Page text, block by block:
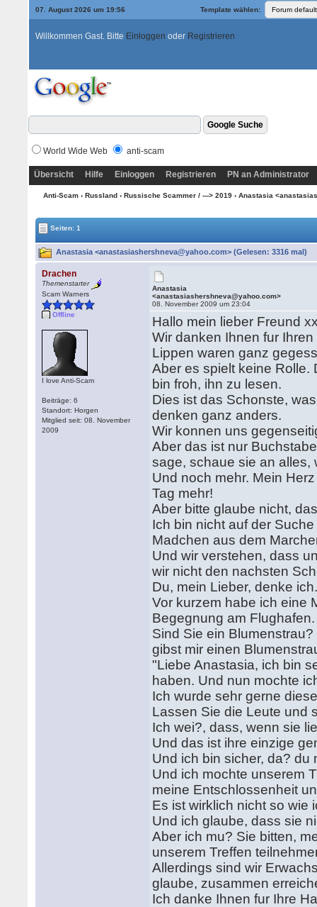
07. August 2026 um 19:56 Template wählen:
Willkommen Gast. Bitte Einloggen oder Registrieren
World Wide Web anti-scam
Übersicht Hilfe Einloggen Registrieren PN an Administrator
Anti-Scam› Russland› Russische Scammer / ---> 2019› Anastasia
Seiten: 1
Anastasia <anastasiashershneva@yahoo.com> (Gelesen: 3316 mal)
Drachen
Themenstarter
Scam Warners
Offline
I love Anti-Scam
Beiträge: 6
Standort: Horgen
Mitglied seit: 08. November
2009
Anastasia
<anastasiashershneva@yahoo.com>
08. November 2009 um 23:04
Hallo mein lieber Freund
Wir danken Ihnen fur
Lippen waren ganz
Aber es spielt keine
bin froh, ihn zu lesen.
Dies ist das Schonste,
denken ganz anders.
Wir konnen uns
Aber das ist nur
sage, schaue sie an
Und noch mehr. Mein
Tag mehr!
Aber bitte glaube nicht,
Ich bin nicht auf der
Madchen aus dem
Und wir verstehen, dass
wir nicht den nachsten
Du, mein Lieber, denke
Vor kurzem habe ich eine
Begegnung am
Sind Sie ein
gibst mir einen
"Liebe Anastasia, ich bin
haben. Und nun mochte
Ich wurde sehr gerne
Lassen Sie die Leute und
Ich wei?, dass, wenn sie
Und das ist ihre einzige
Und ich bin sicher, da?
Und ich mochte unserem
meine Entschlossenheit
Es ist wirklich nicht so
Und ich glaube, dass sie
Aber ich mu? Sie bitten,
unserem Treffen
Allerdings sind wir
glaube, zusammen
Ich danke Ihnen fur Ihre